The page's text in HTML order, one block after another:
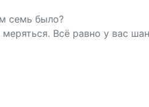
семь было?
Всё равно у вас